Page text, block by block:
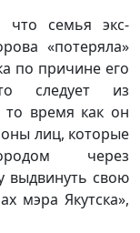
что семья экс-
«потеряла»
по причине его
следует из
то время как он
лиц, которые
через
выдвинуть свою
мэра Якутска»,